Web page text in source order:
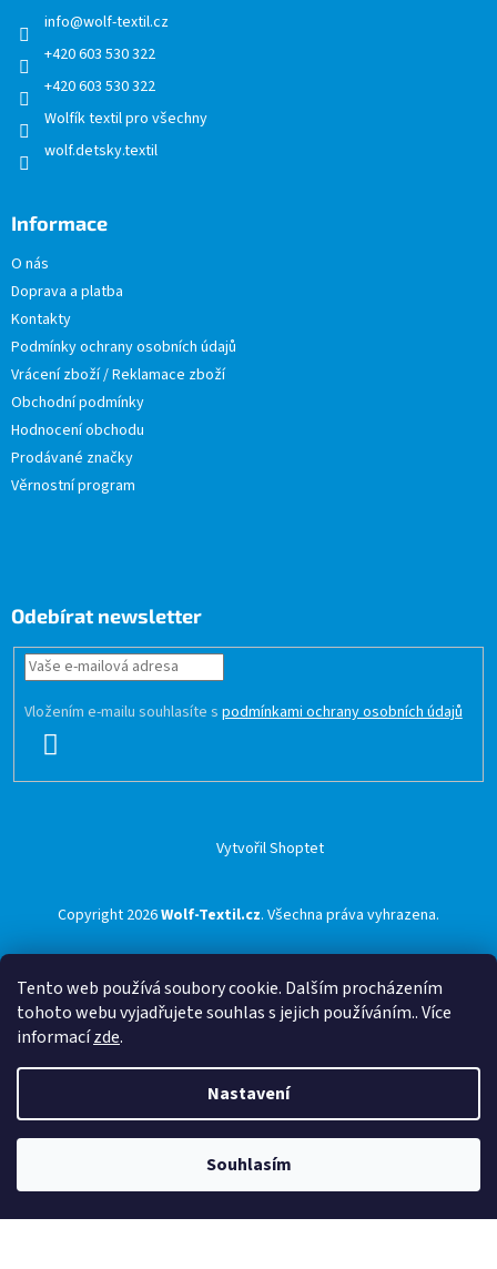
Tento web používá soubory cookie. Dalším procházením
tohoto webu vyjadřujete souhlas s jejich používáním.. Více
informacízde.
Nastavení
Souhlasím
info@wolf-textil.cz
+420 603 530 322
+420 603 530 322
Wolfík textil pro všechny
wolf.detsky.textil
Informace
O nás
Doprava a platba
Kontakty
Podmínky ochrany osobních údajů
Vrácení zboží / Reklamace zboží
Obchodní podmínky
Hodnocení obchodu
Prodávané značky
Věrnostní program
Odebírat newsletter
Vložením e-mailu souhlasíte s podmínkami ochrany osobních údajů
Vytvořil Shoptet
Copyright 2026Wolf-Textil.cz. Všechna práva vyhrazena.